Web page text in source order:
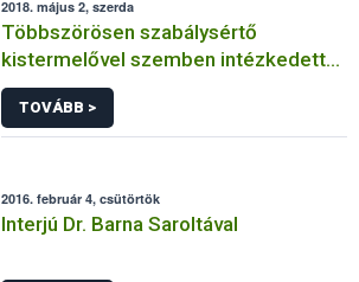
2018. május 2, szerda
Többszörösen szabálysértő
kistermelővel szemben intézkedett
Nébih
TOVÁBB >
2016. február 4, csütörtök
Interjú Dr. Barna Saroltával